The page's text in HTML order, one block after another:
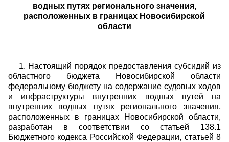
водных путях регионального значения,
расположенных в границах Новосибирской
области
1. Настоящий порядок предоставления субсидий из
областного бюджета Новосибирской области
федеральному бюджету на содержание судовых ходов
и инфраструктуры внутренних водных путей на
внутренних водных путях регионального значения,
расположенных в границах Новосибирской области,
разработан в соответствии со статьей 138.1
Бюджетного кодекса Российской Федерации, статьей 8